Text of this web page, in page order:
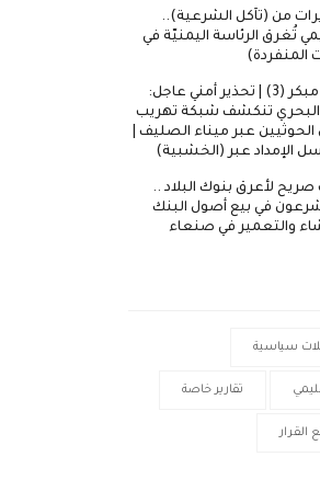
من (تآكل الشرعية)..
تُغرق الرئاسة اليمنيّة في
المنفردة)
اسرار | انذار مبكر (3) | تحذير أمني عاجل:
البحري تنكشف شبكة تهريب
عبر ميناء الصليف |
الإمداد عبر (الخشبية)
لأعرق بنوك البلاد ..
في بيع أصول البنك
والتعمير في صنعاء
سياسية
تقارير خاصة
القرار